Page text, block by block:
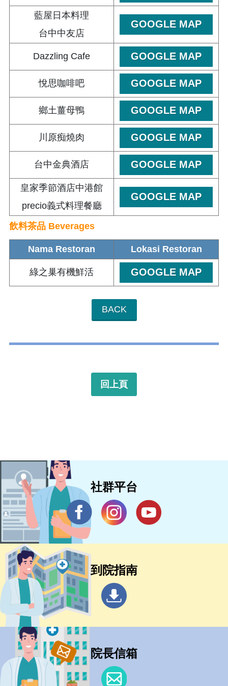
藍屋日本料理
台中中友店
GOOGLE MAP
Dazzling Cafe GOOGLE MAP
悅思咖啡吧 GOOGLE MAP
鄉土薑母鴨 GOOGLE MAP
川原痴燒肉 GOOGLE MAP
台中金典酒店 GOOGLE MAP
皇家季節酒店中港館
precio義式料理餐廳
GOOGLE MAP
飲料茶品 Beverages
Nama Restoran Lokasi Restoran
綠之巢有機鮮活 GOOGLE MAP
BACK
回上頁
社群平台
到院指南
院長信箱